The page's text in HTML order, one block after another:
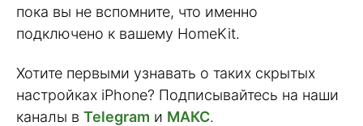
пока вы не вспомните, что именно
подключено к вашему HomeKit.
Хотите первыми узнавать о таких скрытых
настройках iPhone? Подписывайтесь на наши
каналы в Telegram и МАКС.